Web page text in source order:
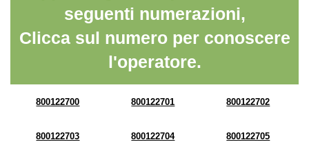
seguenti numerazioni,
Clicca sul numero per conoscere
l'operatore.
800122700 800122701 800122702
800122703 800122704 800122705